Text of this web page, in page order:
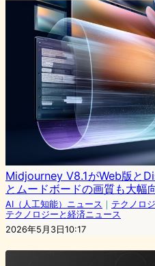
Midjourney V8.1がWeb版と
とムードボードの画質も大幅
AI（人工知能）ニュース ｜ テクノロ
テクノロジーと経済ニュース
2026年5月3日10:17